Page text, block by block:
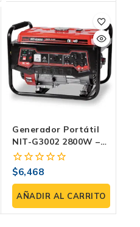
Generador Portátil
NIT-G3002 2800W –
Motor 196cc,
Gasolina 4 Tiempos,
120/240V – Energía
Confiable Y Continua
0
fuera
de
5
$6,468
AÑADIR AL CARRITO